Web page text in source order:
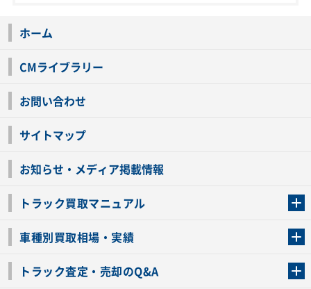
ホーム
CMライブラリー
お問い合わせ
サイトマップ
お知らせ・メディア掲載情報
トラック買取マニュアル
車種別買取相場・実績
トラック査定・売却のQ&A